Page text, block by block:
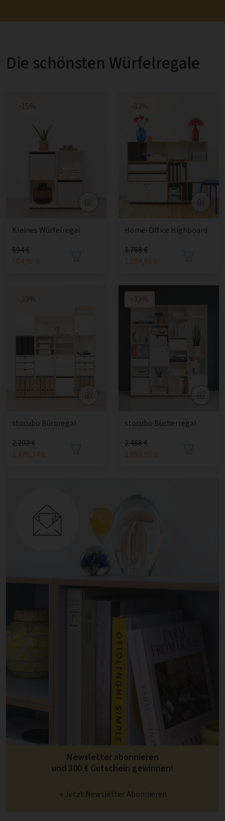
Die schönsten Würfelregale
-15%
Kleines Würfelregal
594 €
504,90 €
-33%
Home-Office Highboard
1.768 €
1.184,56 €
-33%
stocubo Büroregal
2.202 €
1.475,34 €
-33%
stocubo Bücherregal
2.468 €
1.653,56 €
Newsletter abonnieren
und 300 € Gutschein gewinnen!
→ Jetzt Newsletter Abonnieren